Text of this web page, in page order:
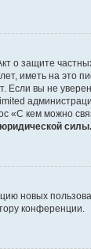
о защите
иметь на это
вы не
«С кем можно
силы.
новых
конференции.